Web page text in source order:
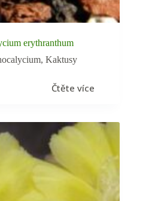
erythranthum
,Kaktusy
Čtěte více